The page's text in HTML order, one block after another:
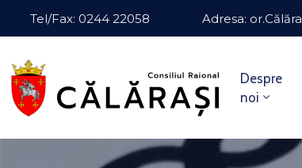
Tel/Fax: 0244 22058 Adresa:
Despre
noi